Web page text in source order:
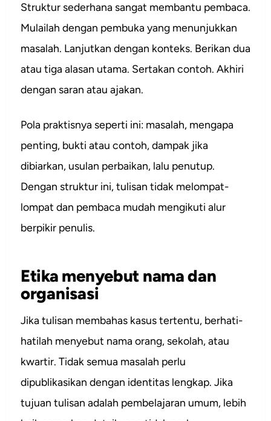
Struktur sederhana sangat membantu pembaca.
Mulailah dengan pembuka yang menunjukkan
masalah. Lanjutkan dengan konteks. Berikan dua
atau tiga alasan utama. Sertakan contoh. Akhiri
dengan saran atau ajakan.
Pola praktisnya seperti ini: masalah, mengapa
penting, bukti atau contoh, dampak jika
dibiarkan, usulan perbaikan, lalu penutup.
Dengan struktur ini, tulisan tidak melompat-
lompat dan pembaca mudah mengikuti alur
berpikir penulis.
Etika menyebut nama dan
organisasi
Jika tulisan membahas kasus tertentu, berhati-
hatilah menyebut nama orang, sekolah, atau
kwartir. Tidak semua masalah perlu
dipublikasikan dengan identitas lengkap. Jika
tujuan tulisan adalah pembelajaran umum, lebih